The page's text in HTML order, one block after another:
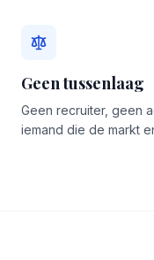
Geen tussenlaag
Geen recruiter, geen
iemand die de markt